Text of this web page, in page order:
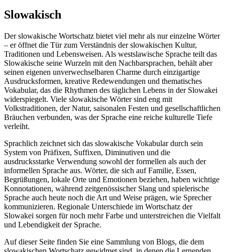
Slowakisch
Der slowakische Wortschatz bietet viel mehr als nur einzelne Wörter
– er öffnet die Tür zum Verständnis der slowakischen Kultur,
Traditionen und Lebensweisen. Als westslawische Sprache teilt das
Slowakische seine Wurzeln mit den Nachbarsprachen, behält aber
seinen eigenen unverwechselbaren Charme durch einzigartige
Ausdrucksformen, kreative Redewendungen und thematisches
Vokabular, das die Rhythmen des täglichen Lebens in der Slowakei
widerspiegelt. Viele slowakische Wörter sind eng mit
Volkstraditionen, der Natur, saisonalen Festen und gesellschaftlichen
Bräuchen verbunden, was der Sprache eine reiche kulturelle Tiefe
verleiht.
Sprachlich zeichnet sich das slowakische Vokabular durch sein
System von Präfixen, Suffixen, Diminutiven und die
ausdrucksstarke Verwendung sowohl der formellen als auch der
informellen Sprache aus. Wörter, die sich auf Familie, Essen,
Begrüßungen, lokale Orte und Emotionen beziehen, haben wichtige
Konnotationen, während zeitgenössischer Slang und spielerische
Sprache auch heute noch die Art und Weise prägen, wie Sprecher
kommunizieren. Regionale Unterschiede im Wortschatz der
Slowakei sorgen für noch mehr Farbe und unterstreichen die Vielfalt
und Lebendigkeit der Sprache.
Auf dieser Seite finden Sie eine Sammlung von Blogs, die dem